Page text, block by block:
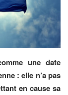
une date
: elle n’a pas
en cause sa